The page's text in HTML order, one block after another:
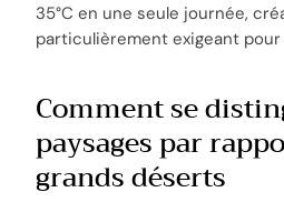
35°C en une seule journée,
particulièrement exigeant
Comment se
paysages par
grands déserts